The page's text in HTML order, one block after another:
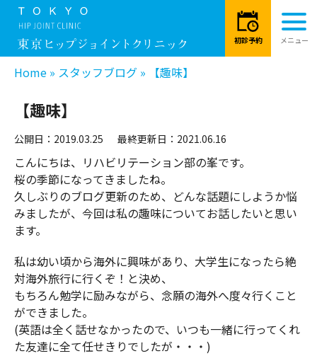
Home » スタッフブログ » 【趣味】
【趣味】
公開日：2019.03.25 最終更新日：2021.06.16
こんにちは、リハビリテーション部の峯です。
桜の季節になってきましたね。
久しぶりのブログ更新のため、どんな話題にしようか悩
みましたが、今回は私の趣味についてお話したいと思い
ます。
私は幼い頃から海外に興味があり、大学生になったら絶
対海外旅行に行くぞ！と決め、
もちろん勉学に励みながら、念願の海外へ度々行くこと
ができました。
(英語は全く話せなかったので、いつも一緒に行ってくれ
た友達に全て任せきりでしたが・・・)